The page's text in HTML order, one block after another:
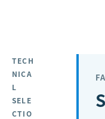
TECH
NICA
L
SELE
CTIO